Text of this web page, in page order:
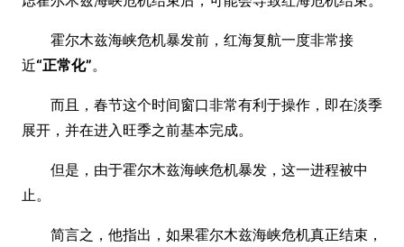
霍尔木兹海峡危机暴发前，红海复航一度非常接
近“正常化”。
而且，春节这个时间窗口非常有利于操作，即在淡季
展开，并在进入旺季之前基本完成。
但是，由于霍尔木兹海峡危机暴发，这一进程被中
止。
简言之，他指出，如果霍尔木兹海峡危机真正结束，